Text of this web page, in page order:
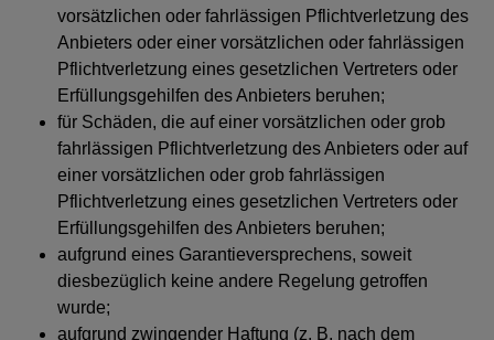
vorsätzlichen oder fahrlässigen Pflichtverletzung des
Anbieters oder einer vorsätzlichen oder fahrlässigen
Pflichtverletzung eines gesetzlichen Vertreters oder
Erfüllungsgehilfen des Anbieters beruhen;
für Schäden, die auf einer vorsätzlichen oder grob
fahrlässigen Pflichtverletzung des Anbieters oder auf
einer vorsätzlichen oder grob fahrlässigen
Pflichtverletzung eines gesetzlichen Vertreters oder
Erfüllungsgehilfen des Anbieters beruhen;
aufgrund eines Garantieversprechens, soweit
diesbezüglich keine andere Regelung getroffen
wurde;
aufgrund zwingender Haftung (z. B. nach dem